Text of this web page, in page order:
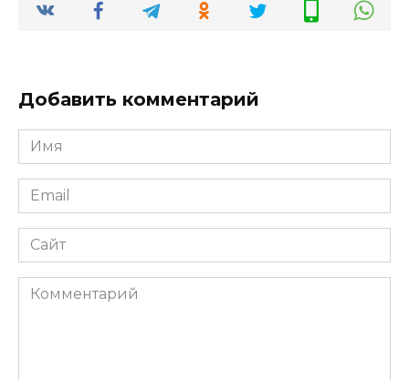
Добавить комментарий
Имя
*
Email
*
Сайт
Комментарий